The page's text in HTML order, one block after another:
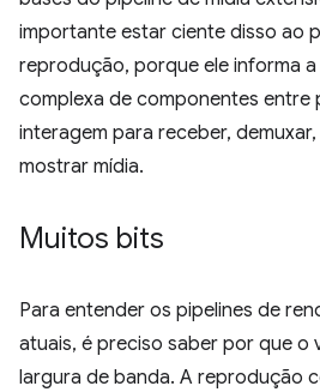
importante estar ciente disso ao
reprodução, porque ele informa
complexa de componentes entre
interagem para receber,
mostrar mídia.
Muitos bits
Para entender os pipelines de
atuais, é preciso saber por que o
largura de banda. A reprodução